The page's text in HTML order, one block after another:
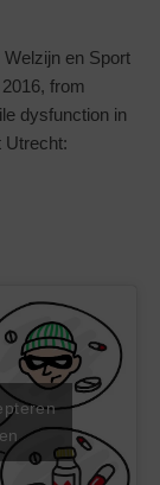
en Sport
from
dysfunction in
Utrecht: